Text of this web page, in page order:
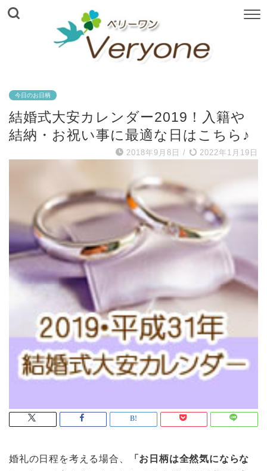
今日のお日柄
結婚式大安カレンダー2019！入籍や
結納・お祝い事に最適な日はこちら♪
2018年9月8日 / 2022年1月19日
婚礼の日程を考える場合、
「お日柄は全然気にならな